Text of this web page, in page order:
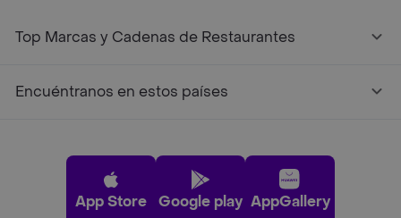
Top Marcas y Cadenas de Restaurantes
Encuéntranos en estos países
App Store Google play AppGallery